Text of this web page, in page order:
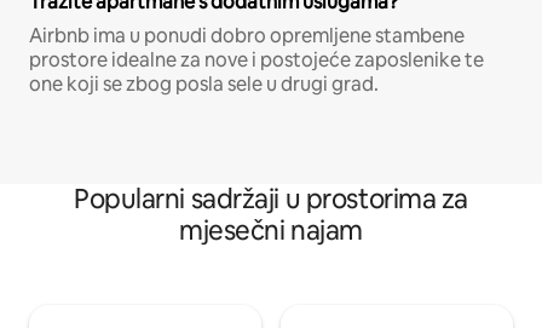
Airbnb ima u ponudi dobro opremljene stambene
prostore idealne za nove i postojeće zaposlenike te
one koji se zbog posla sele u drugi grad.
Popularni sadržaji u prostorima za
mjesečni najam